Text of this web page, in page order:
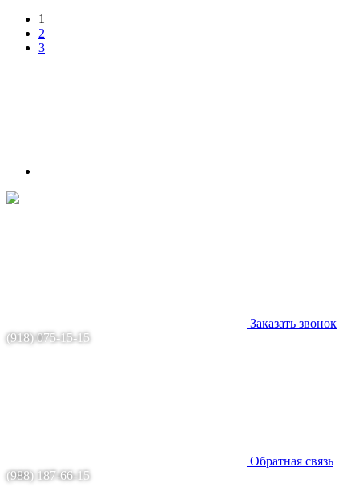
1
2
3
Заказать звонок
(918) 075-15-15
Обратная связь
(988) 187-66-15